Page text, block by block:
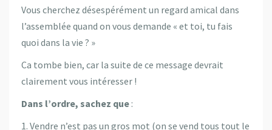
Vous cherchez désespérément un regard amical dans
l’assemblée quand on vous demande « et toi, tu fais
quoi dans la vie ? »
Ca tombe bien, car la suite de ce message devrait
clairement vous intéresser !
Dans l’ordre, sachez que :
1. Vendre n’est pas un gros mot (on se vend tous tout le